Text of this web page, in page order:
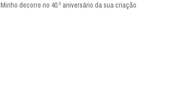
Minho decorre no 40.º aniversário da sua criação